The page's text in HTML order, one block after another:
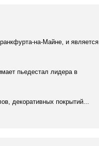
на-Майне, и является
пьедестал лидера в
декоративных покрытий...